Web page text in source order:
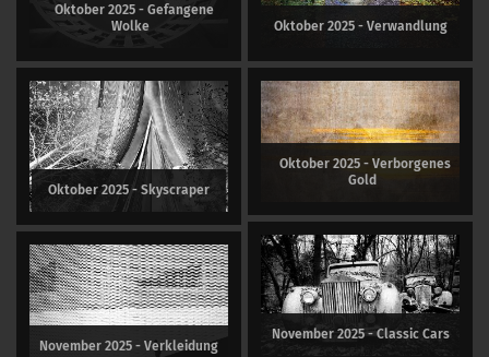
Oktober 2025 - Gefangene
Wolke
Oktober 2025 - Verwandlung
Oktober 2025 - Skyscraper
Oktober 2025 - Verborgenes
Gold
November 2025 - Classic Cars
November 2025 - Verkleidung